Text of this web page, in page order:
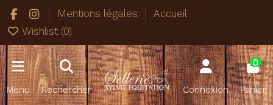
Mentions légales
Accueil
Wishlist (0)
Menu Rechercher Connexion
0
Panier